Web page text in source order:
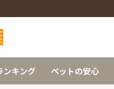
ンキング ペットの安心